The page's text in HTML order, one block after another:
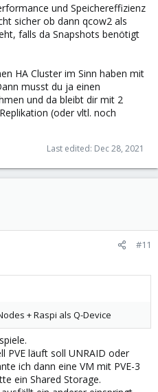
und Speichereffizienz
sicher ob dann qcow2 als
falls da Snapshots benötigt
HA Cluster im Sinn haben mit
musst du ja einen
und da bleibt dir mit 2
(oder vltl. noch
Last edited: Dec 28, 2021
#11
+ Raspi als Q-Device
PVE läuft soll UNRAID oder
ich dann eine VM mit PVE-3
ein Shared Storage.